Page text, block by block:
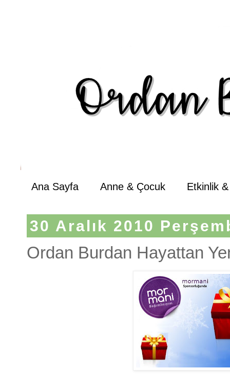
Ana Sayfa Anne & Çocuk Etkinlik
30 Aralık 2010
Ordan Burdan Hayattan